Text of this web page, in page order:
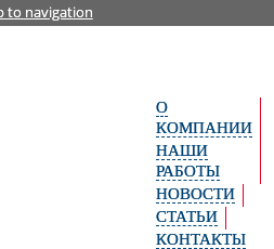
to navigation
О
КОМПАНИИ
НАШИ
РАБОТЫ
НОВОСТИ
СТАТЬИ
КОНТАКТЫ
Рус
ски
й
Eng
lish
фонд.